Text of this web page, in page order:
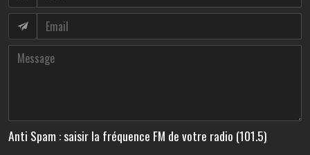
Anti Spam : saisir la fréquence FM de votre radio (101.5)